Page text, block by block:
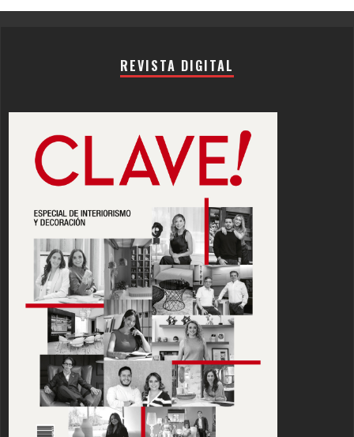
REVISTA DIGITAL